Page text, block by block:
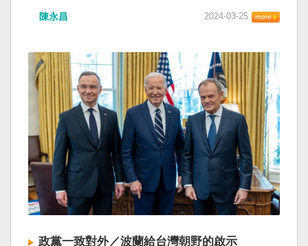
陳永昌 2024-03-25
政黨一致對外／波蘭給台灣朝野的啟示